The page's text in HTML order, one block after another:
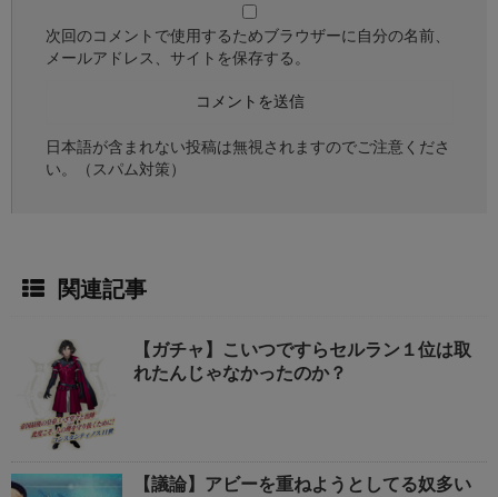
次回のコメントで使用するためブラウザーに自分の名前、
メールアドレス、サイトを保存する。
日本語が含まれない投稿は無視されますのでご注意くださ
い。（スパム対策）
関連記事
【ガチャ】こいつですらセルラン１位は取
れたんじゃなかったのか？
【議論】アビーを重ねようとしてる奴多い